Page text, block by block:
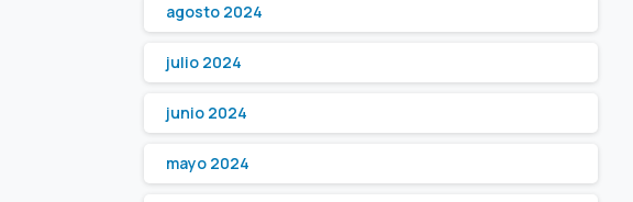
agosto 2024
julio 2024
junio 2024
mayo 2024